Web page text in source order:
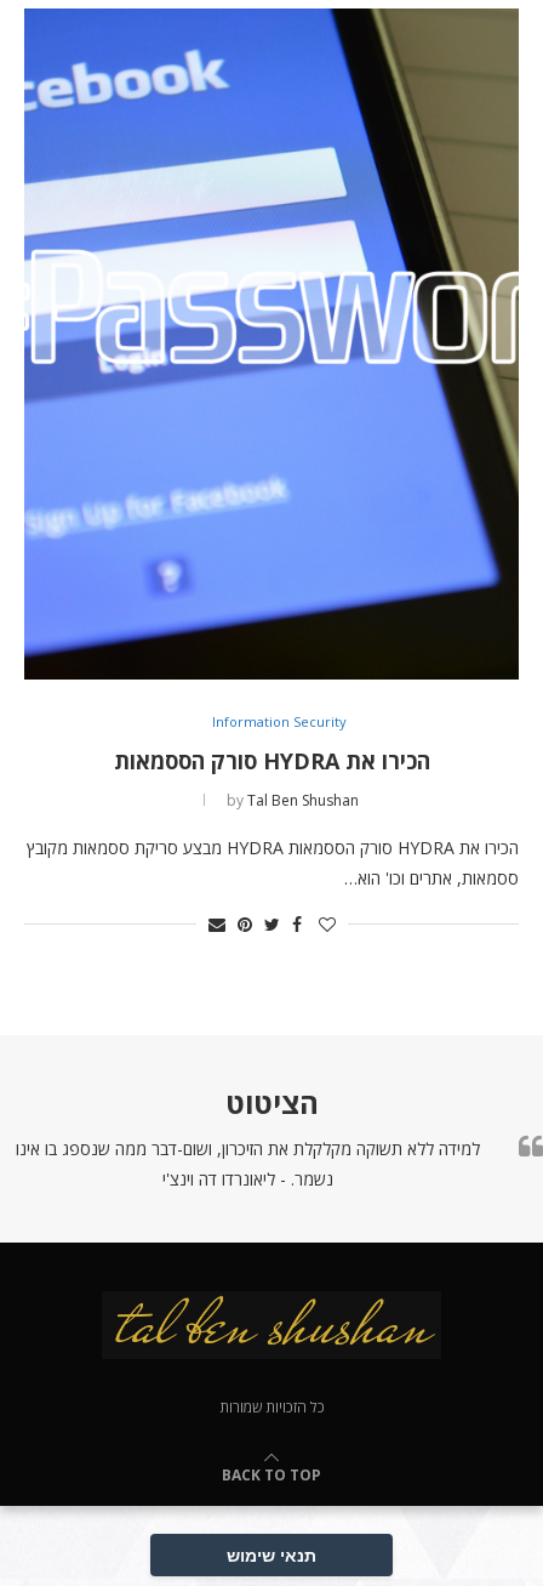
Information Security
הכירו את HYDRA סורק הססמאות
byTal Ben Shushan
הכירו את HYDRA סורק הססמאות HYDRA מבצע סריקת ססמאות מקובץ
ססמאות, אתרים וכו' הוא…
הציטוט
למידה ללא תשוקה מקלקלת את הזיכרון, ושום-דבר ממה שנספג בו אינו
נשמר. - ליאונרדו דה וינצ'י
כל הזכויות שמורות
BACK TO TOP
תנאי שימוש